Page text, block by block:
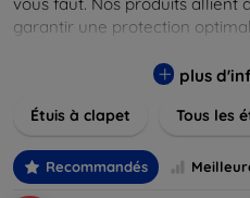
garantir une protection
allant des modèles élégants
matériaux de haute qualité, y
parfait pour exprimer votre
durabilité de votre appareil.
plus
Étuis à clapet Tous les
Recommandés